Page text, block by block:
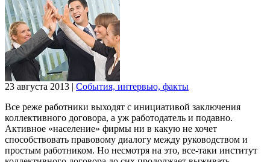
23 августа 2013 | События, интервью, факты
Все реже работники выходят с инициативой заключения
коллективного договора, а уж работодатель и подавно.
Активное «население» фирмы ни в какую не хочет
способствовать правовому диалогу между руководством и
простым работником. Но несмотря на это, все-таки институт